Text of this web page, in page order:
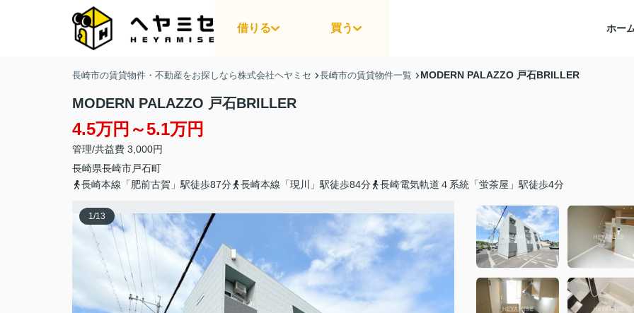
借りる 買う ホー
長崎市の賃貸物件・不動産をお探しなら株式会社ヘヤミセ 長崎市の賃貸物件一覧 MODERN PALAZZO 戸石BRILLER
MODERN PALAZZO 戸石BRILLER
4.5万円～5.1万円
管理/共益費 3,000円
長崎県長崎市戸石町
長崎本線「肥前古賀」駅徒歩87分
長崎本線「現川」駅徒歩84分 長崎電気軌道４系統「蛍茶屋」駅徒歩4分
1/13